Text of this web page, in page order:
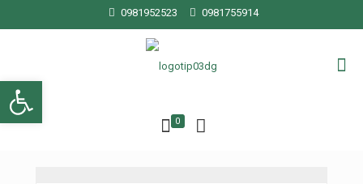
0981952523 0981755914
0
Open toolbar